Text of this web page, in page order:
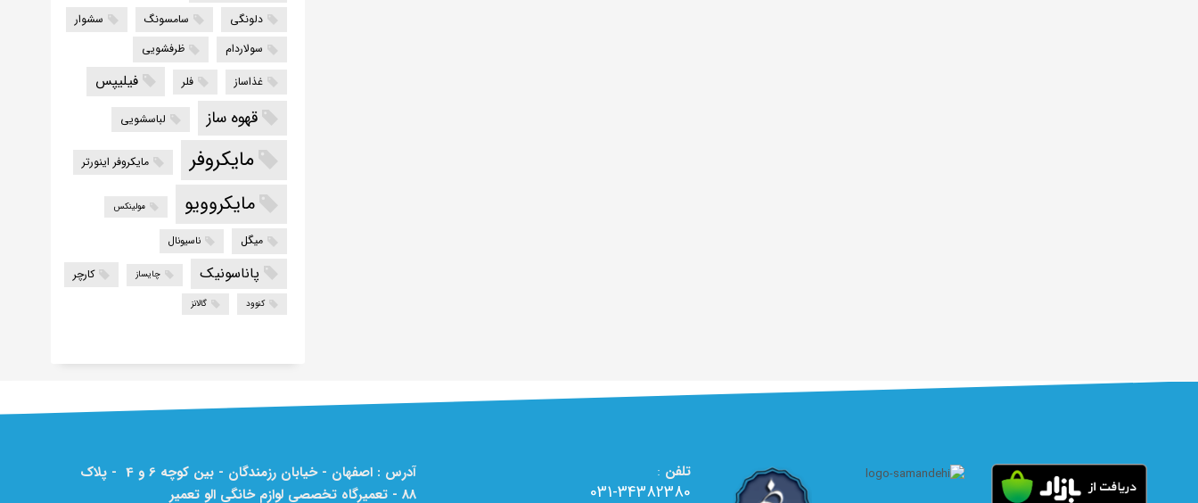
دلونگی سامسونگ
سشوار
سولاردام
ظرفشویی
غذاساز
فلر فیلیپس
قهوه ساز لباسشویی
مایکروفر مایکروفر اینورتر
مایکروویو مولینکس
میگل ناسیونال
پاناسونیک چایساز کارچر
کنوود گالانز
تلفن :
031-34382380
آدرس : اصفهان - خیابان رزمندگان - بین کوچه 6 و 4 - پلاک
88 - تعمیرگاه تخصصی لوازم خانگی الو تعمیر